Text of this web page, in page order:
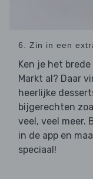
6. Zin in een
Ken je het
Markt al? Daar
heerlijke
bijgerechten
veel, veel meer.
in de app en
speciaal!